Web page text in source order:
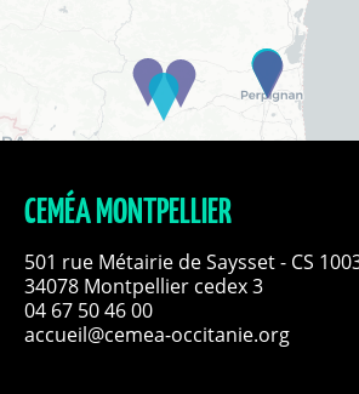
CEMÉA MONTPELLIER
501 rue Métairie de Saysset - CS
34078 Montpellier cedex 3
04 67 50 46 00
accueil@cemea-occitanie.org